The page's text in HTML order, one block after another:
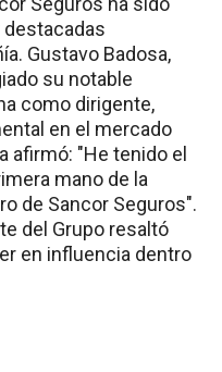
Gustavo Badosa,
su notable
como dirigente,
en el mercado
afirmó: "He tenido el
mano de la
de Sancor Seguros".
del Grupo resaltó
en influencia dentro